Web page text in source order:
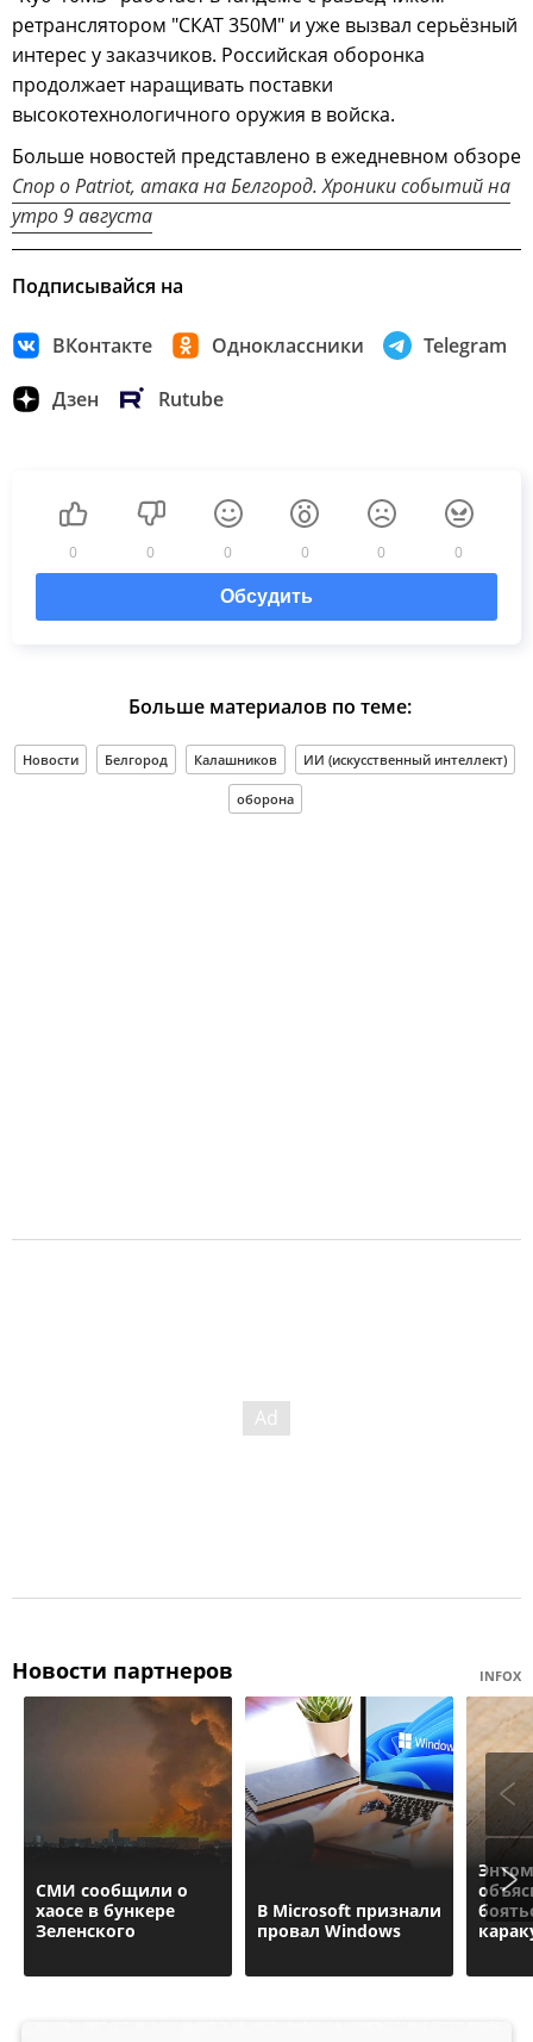
ретранслятором "СКАТ 350М" и уже вызвал серьёзный
интерес у заказчиков. Российская оборонка
продолжает наращивать поставки
высокотехнологичного оружия в войска.
Больше новостей представлено в ежедневном обзоре
Спор о Patriot, атака на Белгород. Хроники событий на
утро 9 августа
Подписывайся на
ВКонтакте Одноклассники Telegram
Дзен Rutube
0 0 0 0 0 0
Обсудить
Больше материалов по теме:
Новости Белгород Калашников ИИ (искусственный интеллект)
оборона
Новости партнеров INFOX
СМИ сообщили о
хаосе в бункере
Зеленского
В Microsoft признали
провал Windows